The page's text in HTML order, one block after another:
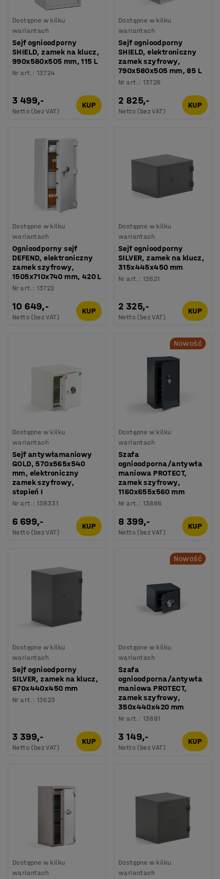
Dostępne w kilku
wariantach
Sejf ognioodporny
SHIELD, zamek na klucz,
990x580x505 mm, 115 L
Nr art. : 13724
3 499,-
Netto (bez VAT)
KUP
Dostępne w kilku
wariantach
Sejf ognioodporny
SHIELD, elektroniczny
zamek szyfrowy,
790x580x505 mm, 85 L
Nr art. : 13726
2 825,-
Netto (bez VAT)
KUP
Dostępne w kilku
wariantach
Ognioodporny sejf
DEFEND, elektroniczny
zamek szyfrowy,
1505x710x740 mm, 420 L
Nr art. : 13722
10 649,-
Netto (bez VAT)
KUP
Dostępne w kilku
wariantach
Sejf ognioodporny
SILVER, zamek na klucz,
315x445x450 mm
Nr art. : 13621
2 325,-
Netto (bez VAT)
KUP
Dostępne w kilku
wariantach
Sejf antywłamaniowy
GOLD, 570x565x540
mm, elektroniczny
zamek szyfrowy,
stopień I
Nr art. : 138331
6 699,-
Netto (bez VAT)
KUP
Nowość
Dostępne w kilku
wariantach
Szafa
ognioodporna/antywła
maniowa PROTECT,
zamek szyfrowy,
1160x655x560 mm
Nr art. : 13886
8 399,-
Netto (bez VAT)
KUP
Dostępne w kilku
wariantach
Sejf ognioodporny
SILVER, zamek na klucz,
670x440x450 mm
Nr art. : 13623
3 399,-
Netto (bez VAT)
KUP
Nowość
Dostępne w kilku
wariantach
Szafa
ognioodporna/antywła
maniowa PROTECT,
zamek szyfrowy,
350x440x420 mm
Nr art. : 13881
3 149,-
Netto (bez VAT)
KUP
Dostępne w kilku
wariantach
Dostępne w kilku
wariantach